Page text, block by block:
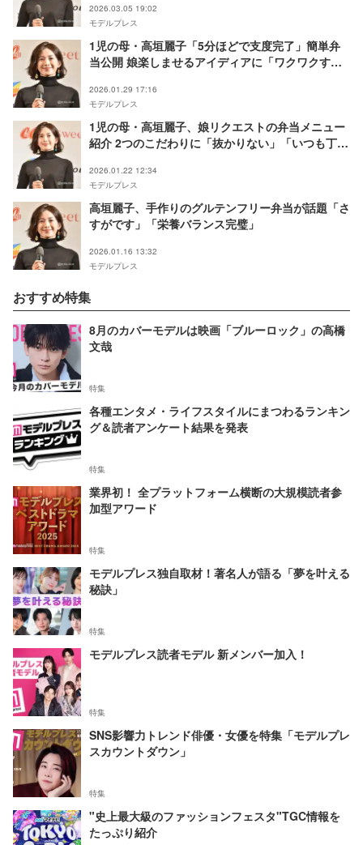
2026.03.05 19:02
モデルプレス
1児の母・高垣麗子「5分ほどで支度完了」簡単弁
当公開 娘楽しませるアイディアに「ワクワクす
2026.01.29 17:16
モデルプレス
1児の母・高垣麗子、娘リクエストの弁当メニュー
紹介 2つのこだわりに「抜かりない」「いつも丁寧
2026.01.22 12:34
モデルプレス
高垣麗子、手作りのグルテンフリー弁当が話題「さ
すがです」「栄養バランス完璧」
2026.01.16 13:32
モデルプレス
おすすめ特集
8月のカバーモデルは映画「ブルーロック」の高橋
文哉
特集
各種エンタメ・ライフスタイルにまつわるランキン
グ＆読者アンケート結果を発表
特集
業界初！ 全プラットフォーム横断の大規模読者参
加型アワード
特集
モデルプレス独自取材！著名人が語る「夢を叶える
秘訣」
特集
モデルプレス読者モデル 新メンバー加入！
特集
SNS影響力トレンド俳優・女優を特集「モデルプレ
スカウントダウン」
特集
"史上最大級のファッションフェスタ"TGC情報を
たっぷり紹介